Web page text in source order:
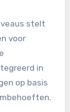
stelt
voor
in
op basis